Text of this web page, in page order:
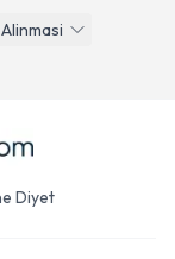
Diyet